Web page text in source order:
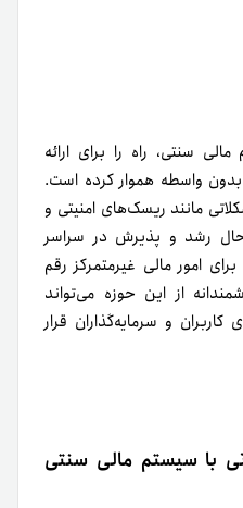
سنتی، راه را برای ارائه
واسطه هموار کرده است.
مانند ریسک‌های امنیتی و
حال رشد و پذیرش در سراسر
امور مالی غیرمتمرکز رقم
از این حوزه می‌تواند
و سرمایه‌گذاران قرار
با سیستم مالی سنتی